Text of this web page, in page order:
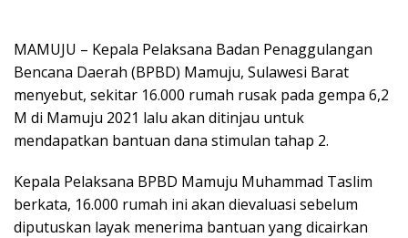
MAMUJU – Kepala Pelaksana Badan Penaggulangan
Bencana Daerah (BPBD) Mamuju, Sulawesi Barat
menyebut, sekitar 16.000 rumah rusak pada gempa 6,2
M di Mamuju 2021 lalu akan ditinjau untuk
mendapatkan bantuan dana stimulan tahap 2.
Kepala Pelaksana BPBD Mamuju Muhammad Taslim
berkata, 16.000 rumah ini akan dievaluasi sebelum
diputuskan layak menerima bantuan yang dicairkan